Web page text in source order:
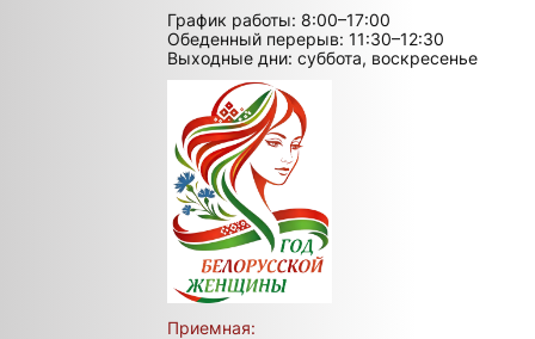
График работы: 8:00–17:00
Обеденный перерыв: 11:30–12:30
Выходные дни: суббота, воскресенье
Приемная: